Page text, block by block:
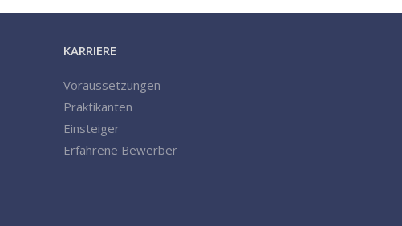
KARRIERE
Voraussetzungen
Praktikanten
Einsteiger
Erfahrene Bewerber